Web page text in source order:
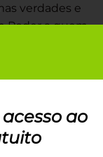
verdades e
Poder a quem
tal
ao